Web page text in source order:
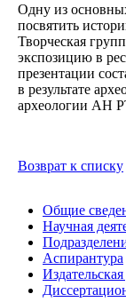
Одну из
посвятить
Творческая
экспозицию в
презентации
в результате
археологии АН
Возврат к списку
Общие
Научная
Аспирантура